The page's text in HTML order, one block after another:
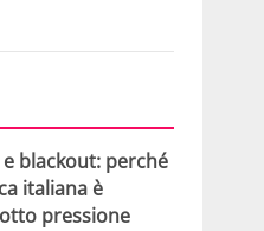
blackout: perché
italiana è
pressione